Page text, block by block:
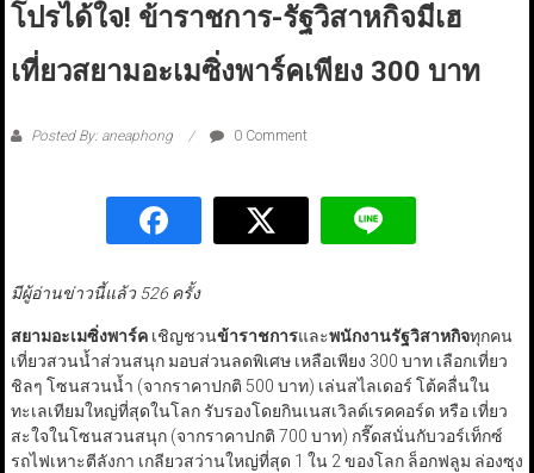
โปรได้ใจ! ข้าราชการ-รัฐวิสาหกิจมีเฮ
เที่ยวสยามอะเมซิ่งพาร์คเพียง 300 บาท
Posted By: aneaphong 0 Comment
มีผู้อ่านข่าวนี้แล้ว 526 ครั้ง
สยามอะเมซิ่งพาร์คเชิญชวนข้าราชการและพนักงานรัฐวิสาหกิจทุกคน
เที่ยวสวนน้ำส่วนสนุก มอบส่วนลดพิเศษ เหลือเพียง 300 บาท เลือกเที่ยว
ชิลๆ โซนสวนน้ำ (จากราคาปกติ 500 บาท) เล่นสไลเดอร์ โต้คลื่นใน
ทะเลเทียมใหญ่ที่สุดในโลก รับรองโดยกินเนสเวิลด์เรคคอร์ด หรือ เที่ยว
สะใจในโซนสวนสนุก (จากราคาปกติ 700 บาท) กรี๊ดสนั่นกับวอร์เท็กซ์
รถไฟเหาะตีลังกา เกลียวสว่านใหญ่ที่สุด 1 ใน 2 ของโลก ล็อกฟลูม ล่องซุง